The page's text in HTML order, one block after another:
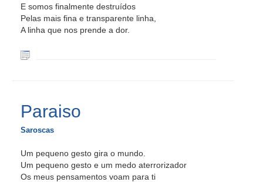
E somos finalmente destruídos
Pelas mais fina e transparente linha,
A linha que nos prende a dor.
Paraiso
Saroscas
Um pequeno gesto gira o mundo.
Um pequeno gesto e um medo aterrorizador
Os meus pensamentos voam para ti